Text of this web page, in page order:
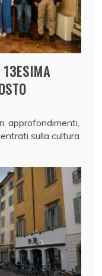
13ESIMA
approfondimenti,
sulla cultura